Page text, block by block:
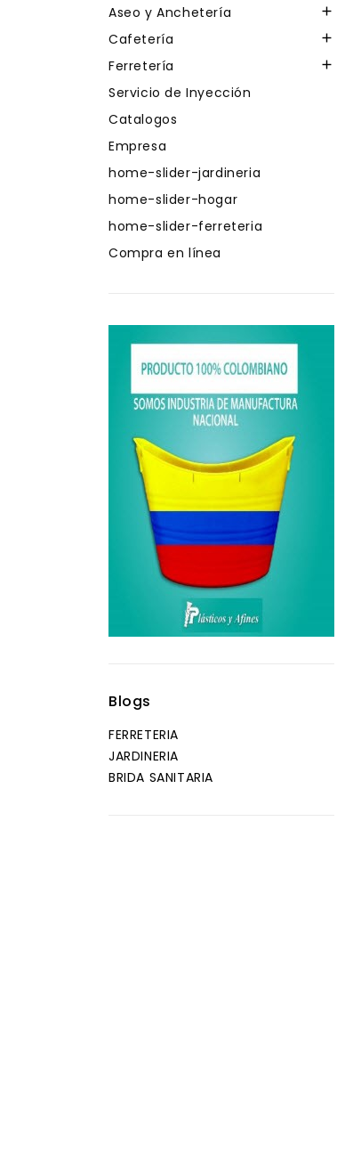
Aseo y Anchetería 
Cafetería 
Ferretería 
Servicio de Inyección
Catalogos
Empresa
home-slider-jardineria
home-slider-hogar
home-slider-ferreteria
Compra en línea
Blogs
FERRETERIA
JARDINERIA
BRIDA SANITARIA